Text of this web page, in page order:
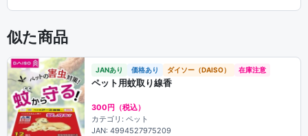
似た商品
JANあり 価格あり ダイソー（DAISO） 在庫注意
ペット用蚊取り線香
300円（税込）
カテゴリ: ペット
JAN: 4994527975209